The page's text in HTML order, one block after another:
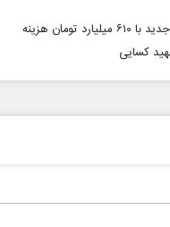
کسایی
صفحات نخست روزنامه ها‌ی شنبه ۳ مردادماه